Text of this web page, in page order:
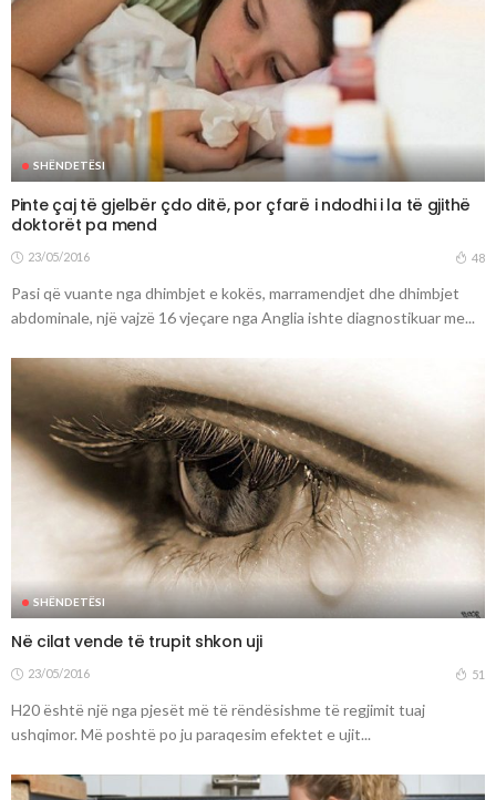
SHËNDETËSI
Pinte çaj të gjelbër çdo ditë, por çfarë i ndodhi i la të gjithë
doktorët pa mend
23/05/2016 48
Pasi që vuante nga dhimbjet e kokës, marramendjet dhe dhimbjet
abdominale, një vajzë 16 vjeçare nga Anglia ishte diagnostikuar me...
SHËNDETËSI
Në cilat vende të trupit shkon uji
23/05/2016 51
H20 është një nga pjesët më të rëndësishme të regjimit tuaj
ushqimor. Më poshtë po ju paraqesim efektet e ujit...